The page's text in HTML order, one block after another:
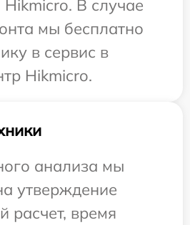
В случае
мы бесплатно
в сервис в
Hikmicro.
анализа мы
утверждение
расчет, время